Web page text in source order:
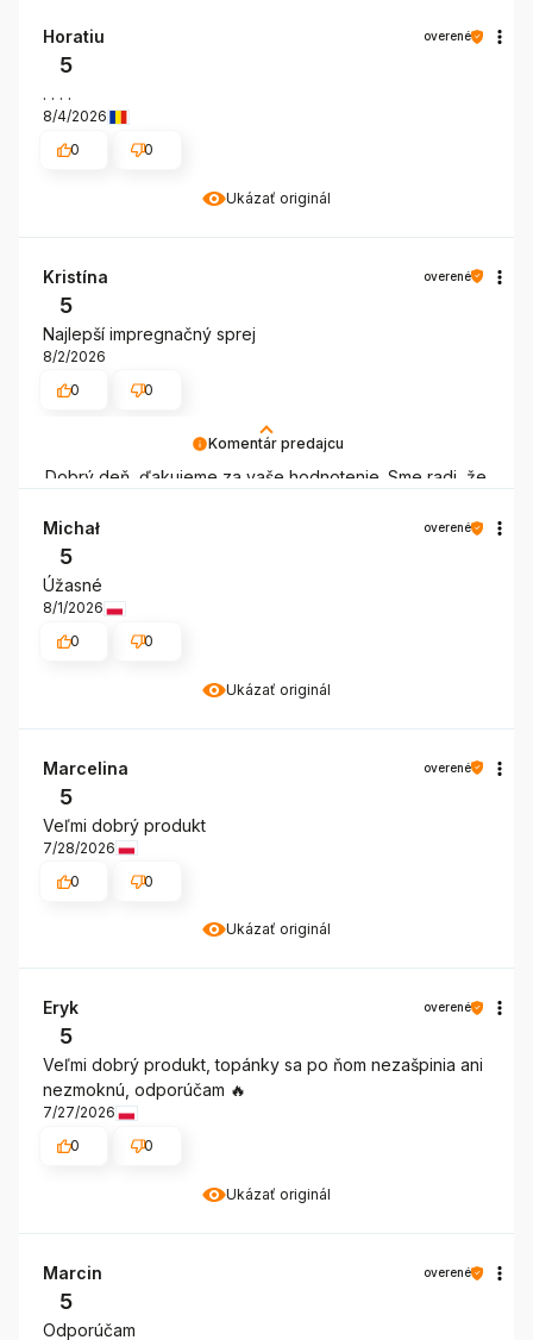
Ukázať originál
Horatiu overené
5
. . . .
8/4/2026
0
0
Komentár predajcu
Dobrý deň, ďakujeme za vaše hodnotenie. Sme radi, že
považujete ho za najlepší impregnačný sprej. Tešíme sa
na vaše ďalšie nákupy.
Kristína overené
5
Najlepší impregnačný sprej
8/2/2026
0
0
Ukázať originál
Michał overené
5
Úžasné
8/1/2026
0
0
Ukázať originál
Marcelina overené
5
Veľmi dobrý produkt
7/28/2026
0
0
Ukázať originál
Eryk overené
5
Veľmi dobrý produkt, topánky sa po ňom nezašpinia ani
nezmoknú, odporúčam 🔥
7/27/2026
0
0
Marcin overené
5
Odporúčam